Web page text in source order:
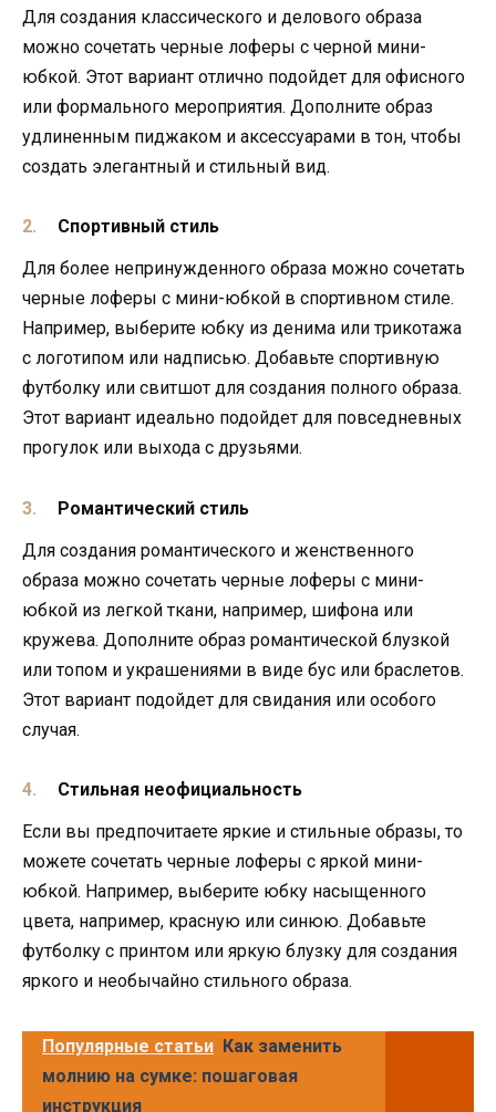
Для создания классического и делового образа
можно сочетать черные лоферы с черной мини-
юбкой. Этот вариант отлично подойдет для офисного
или формального мероприятия. Дополните образ
удлиненным пиджаком и аксессуарами в тон, чтобы
создать элегантный и стильный вид.
Спортивный стиль
Для более непринужденного образа можно сочетать
черные лоферы с мини-юбкой в спортивном стиле.
Например, выберите юбку из денима или трикотажа
с логотипом или надписью. Добавьте спортивную
футболку или свитшот для создания полного образа.
Этот вариант идеально подойдет для повседневных
прогулок или выхода с друзьями.
Романтический стиль
Для создания романтического и женственного
образа можно сочетать черные лоферы с мини-
юбкой из легкой ткани, например, шифона или
кружева. Дополните образ романтической блузкой
или топом и украшениями в виде бус или браслетов.
Этот вариант подойдет для свидания или особого
случая.
Стильная неофициальность
Если вы предпочитаете яркие и стильные образы, то
можете сочетать черные лоферы с яркой мини-
юбкой. Например, выберите юбку насыщенного
цвета, например, красную или синюю. Добавьте
футболку с принтом или яркую блузку для создания
яркого и необычайно стильного образа.
Популярные статьи Как заменить
молнию на сумке: пошаговая
инструкция